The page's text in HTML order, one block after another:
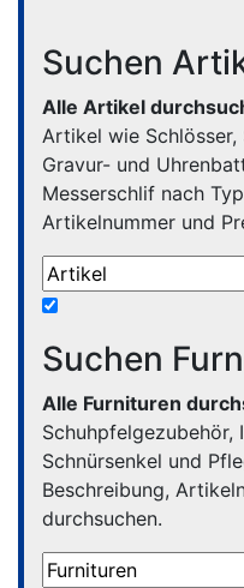
Suchen
Alle Artikel
Artikel wie Schlösser,
Gravur- und
Messerschlif nach
Artikelnummer und
Suchen
Alle Furnituren
Schuhpfelgezubehör,
Schnürsenkel und
Beschreibung,
durchsuchen.